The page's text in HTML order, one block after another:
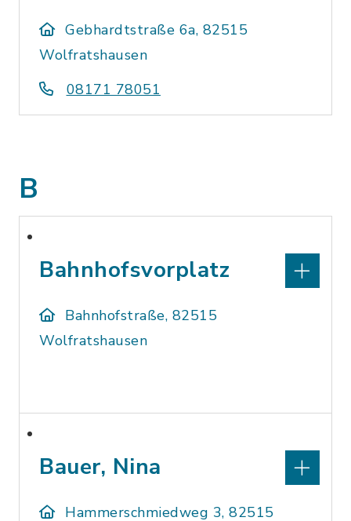
Gebhardtstraße 6a, 82515
Wolfratshausen
08171 78051
B
Bahnhofsvorplatz
Bahnhofstraße, 82515
Wolfratshausen
Bauer, Nina
Hammerschmiedweg 3, 82515